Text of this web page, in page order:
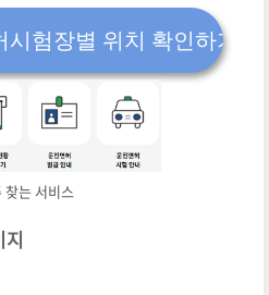
험장별 위치 확인하기
찾는 서비스